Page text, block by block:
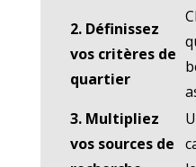
2. Définissez
vos critères de
quartier
3. Multipliez
vos sources de